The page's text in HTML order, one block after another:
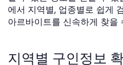
에서 지역별, 업종별로 쉽게
아르바이트를 신속하게 찾을
지역별 구인정보